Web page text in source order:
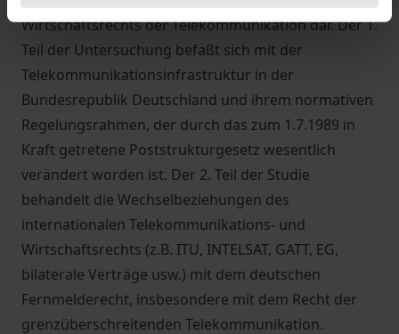
Wirtschaftsrechts der Telekommunikation dar. Der 1.
Teil der Untersuchung befaßt sich mit der
Telekommunikationsinfrastruktur in der
Bundesrepublik Deutschland und ihrem normativen
Regelungsrahmen, der durch das zum 1.7.1989 in
Kraft getretene Poststrukturgesetz wesentlich
verändert worden ist. Der 2. Teil der Studie
behandelt die Wechselbeziehungen des
internationalen Telekommunikations- und
Wirtschaftsrechts (z.B. ITU, INTELSAT, GATT, EG,
bilaterale Verträge usw.) mit dem deutschen
Fernmelderecht, insbesondere mit dem Recht der
grenzüberschreitenden Telekommunikation.